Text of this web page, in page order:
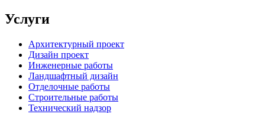
Услуги
Архитектурный проект
Дизайн проект
Инженерные работы
Ландшафтный дизайн
Отделочные работы
Строительные работы
Технический надзор